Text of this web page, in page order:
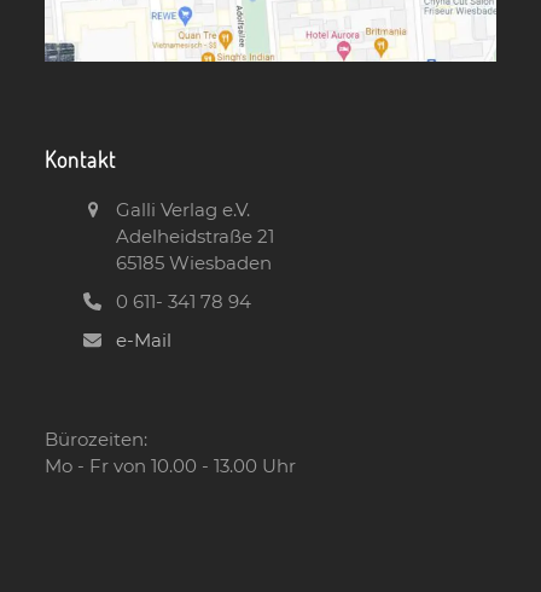
Kontakt
Galli Verlag e.V.
Adelheidstraße 21
65185 Wiesbaden
0 611- 341 78 94
e-Mail
Bürozeiten:
Mo - Fr von 10.00 - 13.00 Uhr